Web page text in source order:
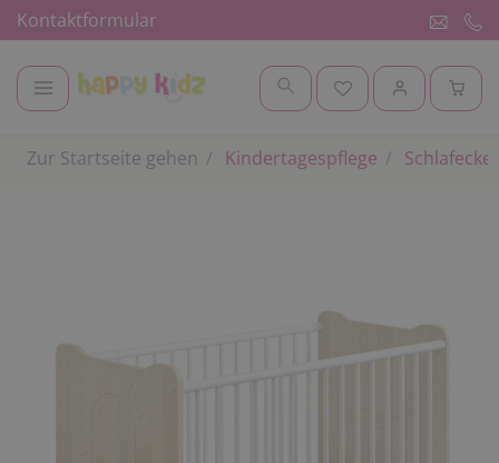
Kontaktformular
Zur Startseite gehen Kindertagespflege